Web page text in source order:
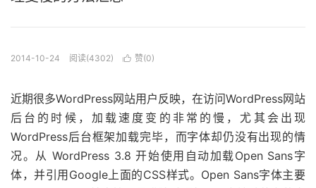
2014-10-24 阅读(4302)  赞(0)
近期很多WordPress网站用户反映，在访问WordPress网站
后台的时候，加载速度变的非常的慢，尤其会出现
WordPress后台框架加载完毕，而字体却仍没有出现的情
况。从 WordPress 3.8 开始使用自动加载Open Sans字
体，并引用Google上面的CSS样式。Open Sans字体主要